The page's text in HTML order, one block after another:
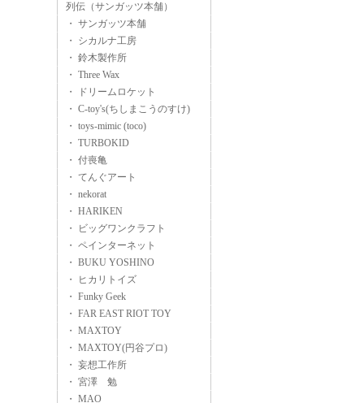
列伝（サンガッツ本舗）
・ サンガッツ本舗
・ シカルナ工房
・ 鈴木製作所
・ Three Wax
・ ドリームロケット
・ C-toy's(ちしまこうのすけ)
・ toys-mimic (toco)
・ TURBOKID
・ 付喪亀
・ てんぐアート
・ nekorat
・ HARIKEN
・ ビッグワンクラフト
・ ペインターネット
・ BUKU YOSHINO
・ ヒカリトイズ
・ Funky Geek
・ FAR EAST RIOT TOY
・ MAXTOY
・ MAXTOY(円谷プロ)
・ 妄想工作所
・ 宮澤 勉
・ MAO